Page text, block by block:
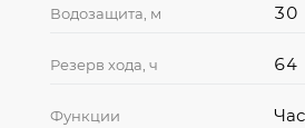
Водозащита, м 30
Резерв хода, ч 64
Функции